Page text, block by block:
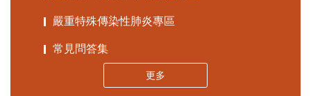
嚴重特殊傳染性肺炎專區
常見問答集
更多